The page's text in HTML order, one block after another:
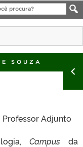
Legislação
Canais
SOUZA
Professor Adjunto
Campus da